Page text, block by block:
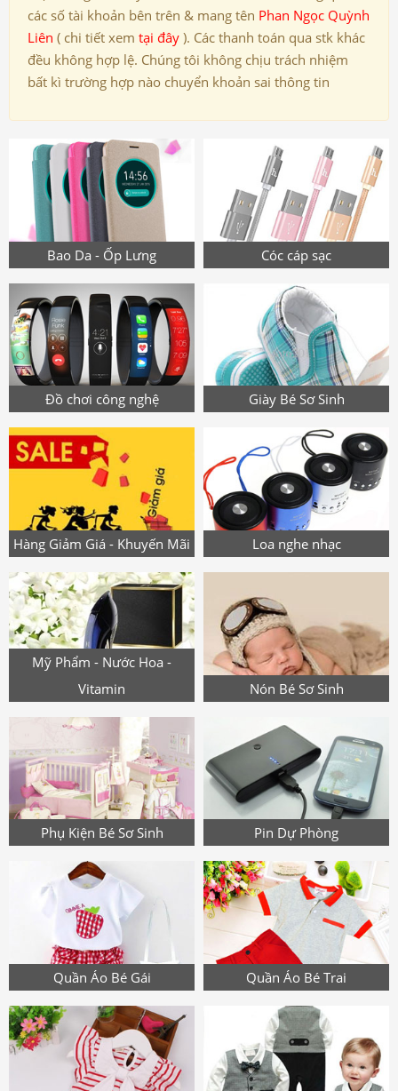
các số tài khoản bên trên & mang tên Phan Ngọc Quỳnh
Liên ( chi tiết xem tại đây ). Các thanh toán qua stk khác
đều không hợp lệ. Chúng tôi không chịu trách nhiệm
bất kì trường hợp nào chuyển khoản sai thông tin
Bao Da - Ốp Lưng Cóc cáp sạc
Đồ chơi công nghệ Giày Bé Sơ Sinh
Hàng Giảm Giá - Khuyến Mãi Loa nghe nhạc
Mỹ Phẩm - Nước Hoa -
Vitamin
Nón Bé Sơ Sinh
Phụ Kiện Bé Sơ Sinh Pin Dự Phòng
Quần Áo Bé Gái Quần Áo Bé Trai